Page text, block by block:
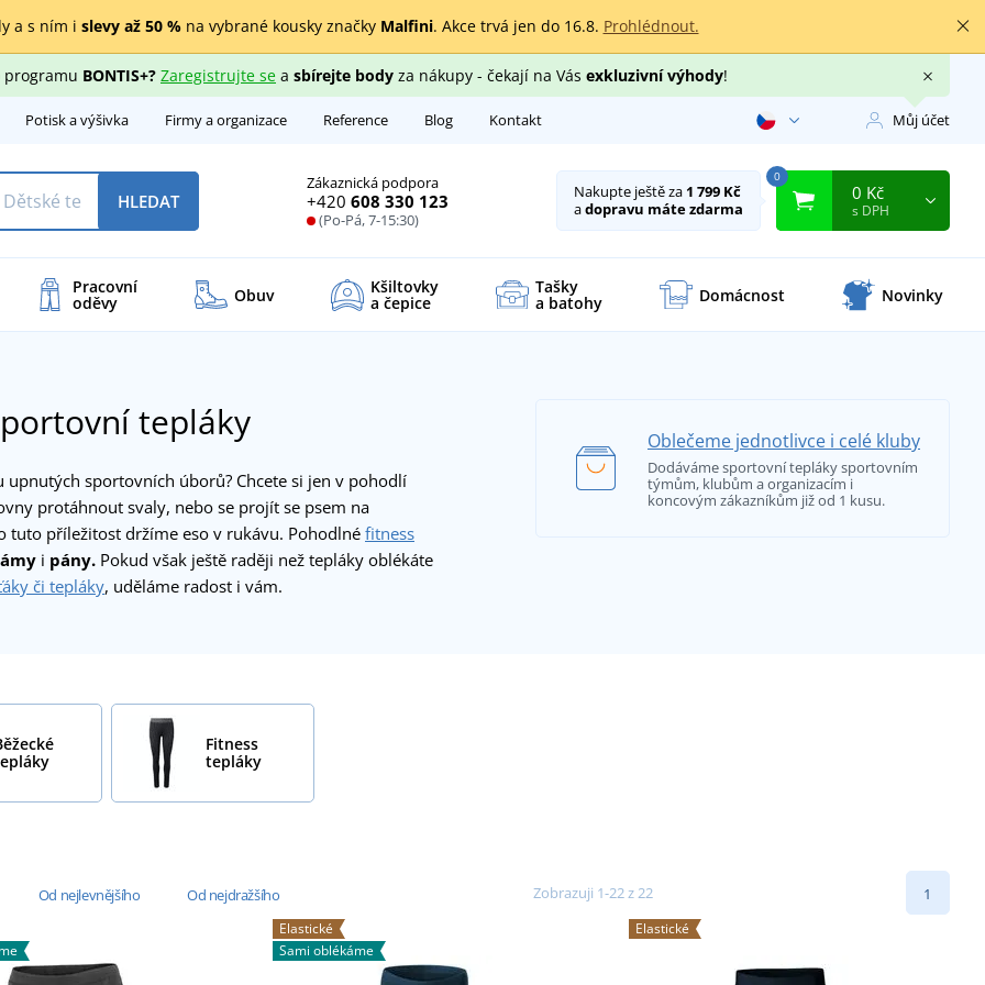
a s ním i slevy až 50 %na vybrané kousky značky Malfini. Akce trvá jen do 16.8. Prohlédnout.
programu BONTIS+? Zaregistrujte sea sbírejte bodyza nákupy - čekají na Vás exkluzivní výhody!
Potisk a výšivka Firmy a organizace Reference Blog Kontakt Můj účet
Zákaznická podpora
+420 608 330 123
(Po-Pá, 7-15:30)
HLEDAT Nakupte ještě za 1 799 Kč
adopravu máte zdarma
0
0 Kč
s DPH
Pracovní
oděvy Obuv Kšiltovky
a čepice
Tašky
a batohy Domácnost Novinky
tepláky
upnutých sportovních úborů? Chcete si jen v pohodlí
protáhnout svaly, nebo se projít se psem na
tuto příležitost držíme eso v rukávu. Pohodlné fitness
i pány. Pokud však ještě raději než tepláky oblékáte
či tepláky, uděláme radost i vám.
Oblečeme jednotlivce i celé kluby
Dodáváme sportovní tepláky sportovním
týmům, klubům a organizacím i
koncovým zákazníkům již od 1 kusu.
Fitness
tepláky
Od nejlevnějšího Od nejdražšího Zobrazuji 1-22 z 22 1
Elastické
Sami oblékáme
Elastické